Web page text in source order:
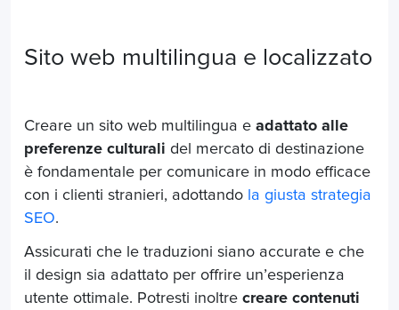
Sito web multilingua e localizzato
Creare un sito web multilingua e adattato alle
preferenze culturali del mercato di destinazione
è fondamentale per comunicare in modo efficace
con i clienti stranieri, adottando la giusta strategia
SEO.
Assicurati che le traduzioni siano accurate e che
il design sia adattato per offrire un’esperienza
utente ottimale. Potresti inoltre creare contenuti